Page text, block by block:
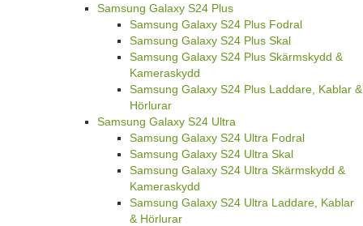
Samsung Galaxy S24 Plus
Samsung Galaxy S24 Plus Fodral
Samsung Galaxy S24 Plus Skal
Samsung Galaxy S24 Plus Skärmskydd &
Kameraskydd
Samsung Galaxy S24 Plus Laddare, Kablar &
Hörlurar
Samsung Galaxy S24 Ultra
Samsung Galaxy S24 Ultra Fodral
Samsung Galaxy S24 Ultra Skal
Samsung Galaxy S24 Ultra Skärmskydd &
Kameraskydd
Samsung Galaxy S24 Ultra Laddare, Kablar
& Hörlurar